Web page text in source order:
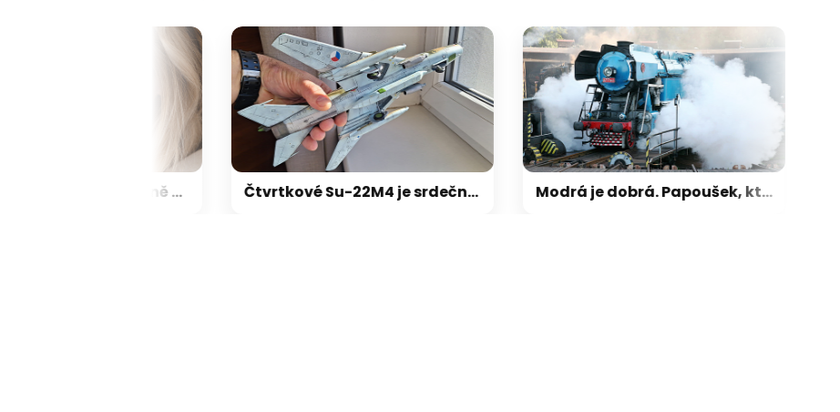
Čtvrtkové Su-22M4 je srdeční záležitostí a vzpomínkou na Náměšť Modrá je dobrá. Papoušek, který běhal po šínách, vynikal silou a krásou